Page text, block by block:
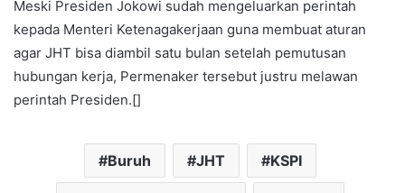
Meski Presiden Jokowi sudah mengeluarkan perintah
kepada Menteri Ketenagakerjaan guna membuat aturan
agar JHT bisa diambil satu bulan setelah pemutusan
hubungan kerja, Permenaker tersebut justru melawan
perintah Presiden.[]
Buruh JHT KSPI